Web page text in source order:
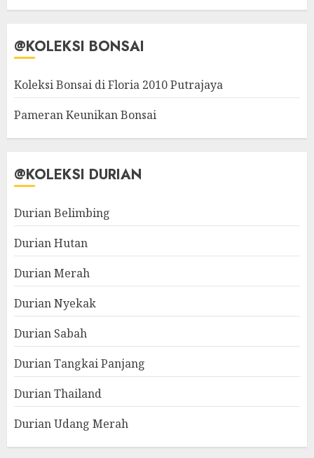
@KOLEKSI BONSAI
Koleksi Bonsai di Floria 2010 Putrajaya
Pameran Keunikan Bonsai
@KOLEKSI DURIAN
Durian Belimbing
Durian Hutan
Durian Merah
Durian Nyekak
Durian Sabah
Durian Tangkai Panjang
Durian Thailand
Durian Udang Merah